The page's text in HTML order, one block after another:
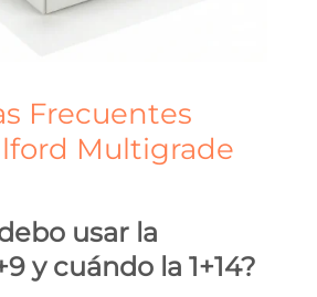
Frecuentes
Multigrade
usar la
y cuándo la 1+14?